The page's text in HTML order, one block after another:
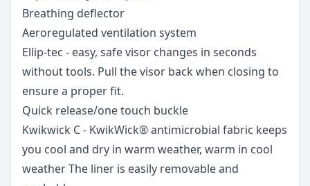
Breathing deflector
Aeroregulated ventilation system
Ellip-tec - easy, safe visor changes in seconds
without tools. Pull the visor back when closing to
ensure a proper fit.
Quick release/one touch buckle
Kwikwick C - KwikWick® antimicrobial fabric keeps
you cool and dry in warm weather, warm in cool
weather The liner is easily removable and